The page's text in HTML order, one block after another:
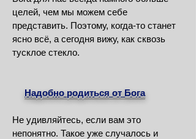
целей, чем мы можем себе
представить. Поэтому, когда-то станет
ясно всё, а сегодня вижу, как сквозь
тусклое стекло.
Надобно родиться от Бога
Не удивляйтесь, если вам это
непонятно. Такое уже случалось и